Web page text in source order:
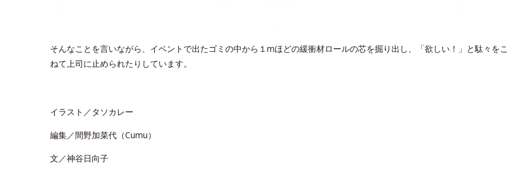
そんなことを言いながら、イベントで出たゴミの中から１mほどの緩衝材ロールの芯を掘り出し、「欲しい！」と駄々をこ
ねて上司に止められたりしています。
イラスト／タソカレー
編集／間野加菜代（Cumu）
文／神谷日向子